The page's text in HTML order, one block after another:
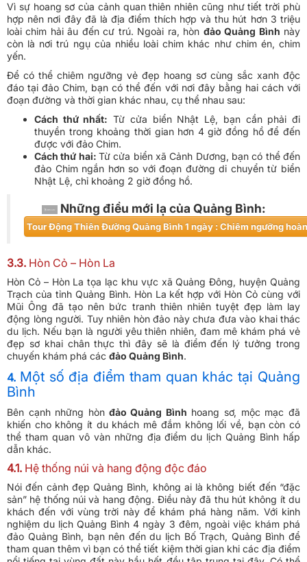
Vì sự hoang sơ của cảnh quan thiên nhiên cũng như tiết trời phù
hợp nên nơi đây đã là địa điểm thích hợp và thu hút hơn 3 triệu
loài chim hải âu đến cư trú. Ngoài ra, hòn đảo Quảng Bình này
còn là nơi trú ngụ của nhiều loài chim khác như chim én, chim
yến.
Để có thể chiêm ngưỡng vẻ đẹp hoang sơ cùng sắc xanh độc
đáo tại đảo Chim, bạn có thể đến với nơi đây bằng hai cách với
đoạn đường và thời gian khác nhau, cụ thể nhau sau:
Cách thứ nhất: Từ cửa biển Nhật Lệ, bạn cần phải đi
thuyền trong khoảng thời gian hơn 4 giờ đồng hồ để đến
được với đảo Chim.
Cách thứ hai: Từ cửa biển xã Cảnh Dương, bạn có thể đến
đảo Chim ngắn hơn so với đoạn đường di chuyển từ biển
Nhật Lệ, chỉ khoảng 2 giờ đồng hồ.
​Những điều mới lạ của Quảng Bình:
​Tour Động Thiên Đường Quảng Bình 1 ngày : Chiêm ngưỡng
3.3. Hòn Cỏ – Hòn La
Hòn Cỏ – Hòn La tọa lạc khu vực xã Quảng Đông, huyện Quảng
Trạch của tỉnh Quảng Bình. Hòn La kết hợp với Hòn Cỏ cùng với
Mũi Ông đã tạo nên bức tranh thiên nhiên tuyệt đẹp làm lay
động lòng người. Tuy nhiên hòn đảo này chưa đưa vào khai thác
du lịch. Nếu bạn là người yêu thiên nhiên, đam mê khám phá vẻ
đẹp sơ khai chân thực thì đây sẽ là điểm đến lý tưởng trong
chuyến khám phá các đảo Quảng Bình.
4. Một số địa điểm tham quan khác tại Quảng
Bình
Bên cạnh những hònđảo Quảng Bình hoang sơ, mộc mạc đã
khiến cho không ít du khách mê đắm không lối về, bạn còn có
thể tham quan vô vàn những địa điểm du lịch Quảng Bình hấp
dẫn khác.
4.1. Hệ thống núi và hang động độc đáo
Nói đến cảnh đẹp Quảng Bình, không ai là không biết đến “đặc
sản” hệ thống núi và hang động. Điều này đã thu hút không ít du
khách đến với vùng trời này để khám phá hàng năm. Với kinh
nghiệm du lịch Quảng Bình 4 ngày 3 đêm, ngoài việc khám phá
đảo Quảng Bình, bạn nên đến du lịch Bố Trạch, Quảng Bình để
tham quan thêm vì bạn có thể tiết kiệm thời gian khi các địa điểm